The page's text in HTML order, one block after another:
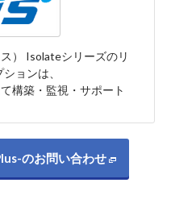
） Isolateシリーズのリ
ョンは、
構築・監視・サポート
のお問い合わせ